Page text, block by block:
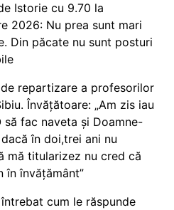
Istorie cu 9.70 la
2026: Nu prea sunt mari
Din păcate nu sunt posturi
repartizare a profesorilor
Învățătoare: „Am zis iau
să fac naveta și Doamne-
în doi,trei ani nu
mă titularizez nu cred că
în învățământ”
cum le răspunde